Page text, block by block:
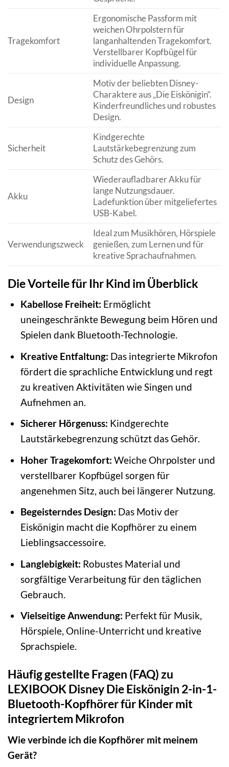
Tragekomfort
Ergonomische Passform mit
weichen Ohrpolstern für
langanhaltenden Tragekomfort.
Verstellbarer Kopfbügel für
individuelle Anpassung.
Design
Motiv der beliebten Disney-
Charaktere aus „Die Eiskönigin“.
Kinderfreundliches und robustes
Design.
Sicherheit
Kindgerechte
Lautstärkebegrenzung zum
Schutz des Gehörs.
Akku
Wiederaufladbarer Akku für
lange Nutzungsdauer.
Ladefunktion über mitgeliefertes
USB-Kabel.
Verwendungszweck
Ideal zum Musikhören, Hörspiele
genießen, zum Lernen und für
kreative Sprachaufnahmen.
Die Vorteile für Ihr Kind im Überblick
Kabellose Freiheit: Ermöglicht
uneingeschränkte Bewegung beim Hören und
Spielen dank Bluetooth-Technologie.
Kreative Entfaltung: Das integrierte Mikrofon
fördert die sprachliche Entwicklung und regt
zu kreativen Aktivitäten wie Singen und
Aufnehmen an.
Sicherer Hörgenuss: Kindgerechte
Lautstärkebegrenzung schützt das Gehör.
Hoher Tragekomfort: Weiche Ohrpolster und
verstellbarer Kopfbügel sorgen für
angenehmen Sitz, auch bei längerer Nutzung.
Begeisterndes Design: Das Motiv der
Eiskönigin macht die Kopfhörer zu einem
Lieblingsaccessoire.
Langlebigkeit: Robustes Material und
sorgfältige Verarbeitung für den täglichen
Gebrauch.
Vielseitige Anwendung: Perfekt für Musik,
Hörspiele, Online-Unterricht und kreative
Sprachspiele.
Häufig gestellte Fragen (FAQ) zu
LEXIBOOK Disney Die Eiskönigin 2-in-1-
Bluetooth-Kopfhörer für Kinder mit
integriertem Mikrofon
Wie verbinde ich die Kopfhörer mit meinem
Gerät?